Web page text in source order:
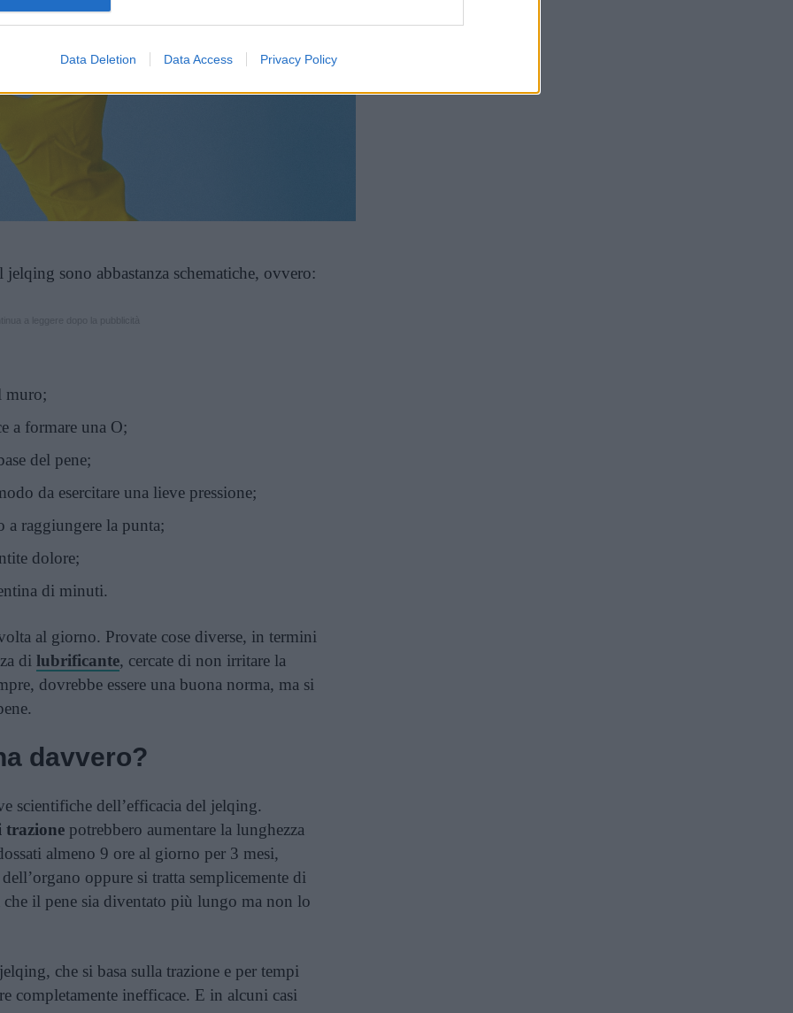
Data Deletion Data Access Privacy Policy
jelqing sono abbastanza schematiche, ovvero:
muro;
a formare una O;
del pene;
da esercitare una lieve pressione;
a raggiungere la punta;
dolore;
di minuti.
al giorno. Provate cose diverse, in termini
di lubrificante, cercate di non irritare la
dovrebbe essere una buona norma, ma si
davvero?
scientifiche dell’efficacia del jelqing.
trazione potrebbero aumentare la lunghezza
almeno 9 ore al giorno per 3 mesi,
dell’organo oppure si tratta semplicemente di
che il pene sia diventato più lungo ma non lo
che si basa sulla trazione e per tempi
completamente inefficace. E in alcuni casi